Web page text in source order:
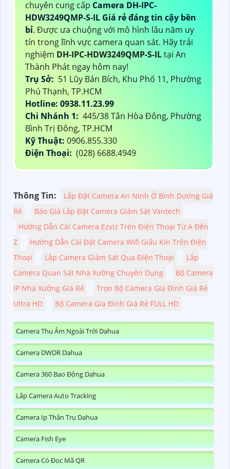
chuyên cung cấp Camera DH-IPC-
HDW3249QMP-S-IL Giá rẻ đáng tin cậy bền
bỉ. Được ưa chuộng với mô hình lâu năm uy
tín trong lĩnh vực camera quan sát. Hãy trải
nghiệm DH-IPC-HDW3249QMP-S-ILtại An
Thành Phát ngay hôm nay!
Trụ Sở: 51 Lũy Bán Bích, Khu Phố 11, Phường
Phú Thạnh, TP.HCM
Hotline: 0938.11.23.99
Chi Nhánh 1: 445/38 Tân Hòa Đông, Phường
Bình Trị Đông, TP.HCM
Kỹ Thuật: 0906.855.330
Điện Thoại: (028) 6688.4949
Thông Tin:
Lắp Đặt Camera An Ninh Ở Bình Dương Giá
Rẻ
Báo Giá Lắp Đặt Camera Giám Sát Vantech
Hướng Dẫn Cài Camera Ezviz Trên Điện Thoại Từ A Đến
Z
Hướng Dẫn Cài Đặt Camera Wifi Giấu Kín Trên Điện
Thoại
Lắp Camera Giám Sát Qua Điện Thoại
Lắp
Camera Quan Sát Nhà Xưởng Chuyên Dụng
Bộ Camera
IP Nhà Xưởng Giá Rẻ
Trọn Bộ Camera Gia Đình Giá Rẻ
Ultra HD
Bộ Camera Gia Đình Giá Rẻ FULL HD
Camera Thu Âm Ngoài Trời Dahua
Camera DWDR Dahua
Camera 360 Bao Động Dahua
Lắp Camera Auto Tracking
Camera Ip Thân Trụ Dahua
Camera Fish Eye
Camera Có Đọc Mã QR